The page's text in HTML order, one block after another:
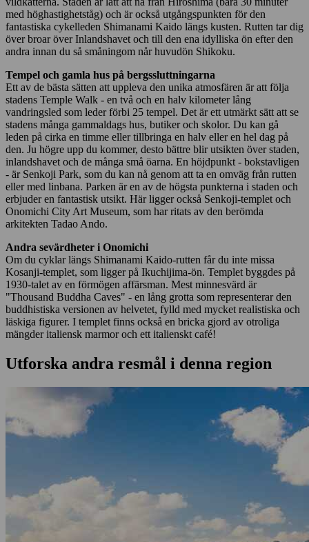
med höghastighetståg) och är också utgångspunkten för den
fantastiska cykelleden Shimanami Kaido längs kusten. Rutten tar dig
över broar över Inlandshavet och till den ena idylliska ön efter den
andra innan du så småningom når huvudön Shikoku.
Tempel och gamla hus på bergssluttningarna
Ett av de bästa sätten att uppleva den unika atmosfären är att följa
stadens Temple Walk - en två och en halv kilometer lång
vandringsled som leder förbi 25 tempel. Det är ett utmärkt sätt att se
stadens många gammaldags hus, butiker och skolor. Du kan gå
leden på cirka en timme eller tillbringa en halv eller en hel dag på
den. Ju högre upp du kommer, desto bättre blir utsikten över staden,
inlandshavet och de många små öarna. En höjdpunkt - bokstavligen
- är Senkoji Park, som du kan nå genom att ta en omväg från rutten
eller med linbana. Parken är en av de högsta punkterna i staden och
erbjuder en fantastisk utsikt. Här ligger också Senkoji-templet och
Onomichi City Art Museum, som har ritats av den berömda
arkitekten Tadao Ando.
Andra sevärdheter i Onomichi
Om du cyklar längs Shimanami Kaido-rutten får du inte missa
Kosanji-templet, som ligger på Ikuchijima-ön. Templet byggdes på
1930-talet av en förmögen affärsman. Mest minnesvärd är
"Thousand Buddha Caves" - en lång grotta som representerar den
buddhistiska versionen av helvetet, fylld med mycket realistiska och
läskiga figurer. I templet finns också en bricka gjord av otroliga
mängder italiensk marmor och ett italienskt café!
Utforska andra resmål i denna region